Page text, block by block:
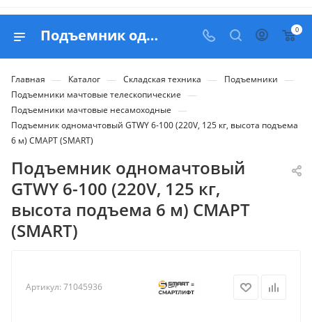
Подъемник одномачтовый GTWY 6-100 (220V, 125 кг, высота подъема 6 м) СМАРТ (SMART) - купить в Belapex 0
Главная — Каталог — Складская техника — Подъемники —
Подъемники мачтовые телескопические —
Подъемники мачтовые несамоходные —
Подъемник одномачтовый GTWY 6-100 (220V, 125 кг, высота подъема
6 м) СМАРТ (SMART)
Подъемник одномачтовый
GTWY 6-100 (220V, 125 кг,
высота подъема 6 м) СМАРТ
(SMART)
Артикул: 71045936